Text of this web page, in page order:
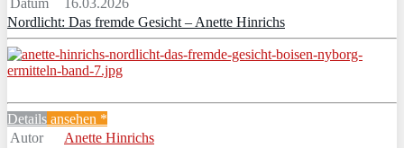
Nordlicht: Das fremde Gesicht – Anette Hinrichs
Details ansehen *
Autor
Anette Hinrichs